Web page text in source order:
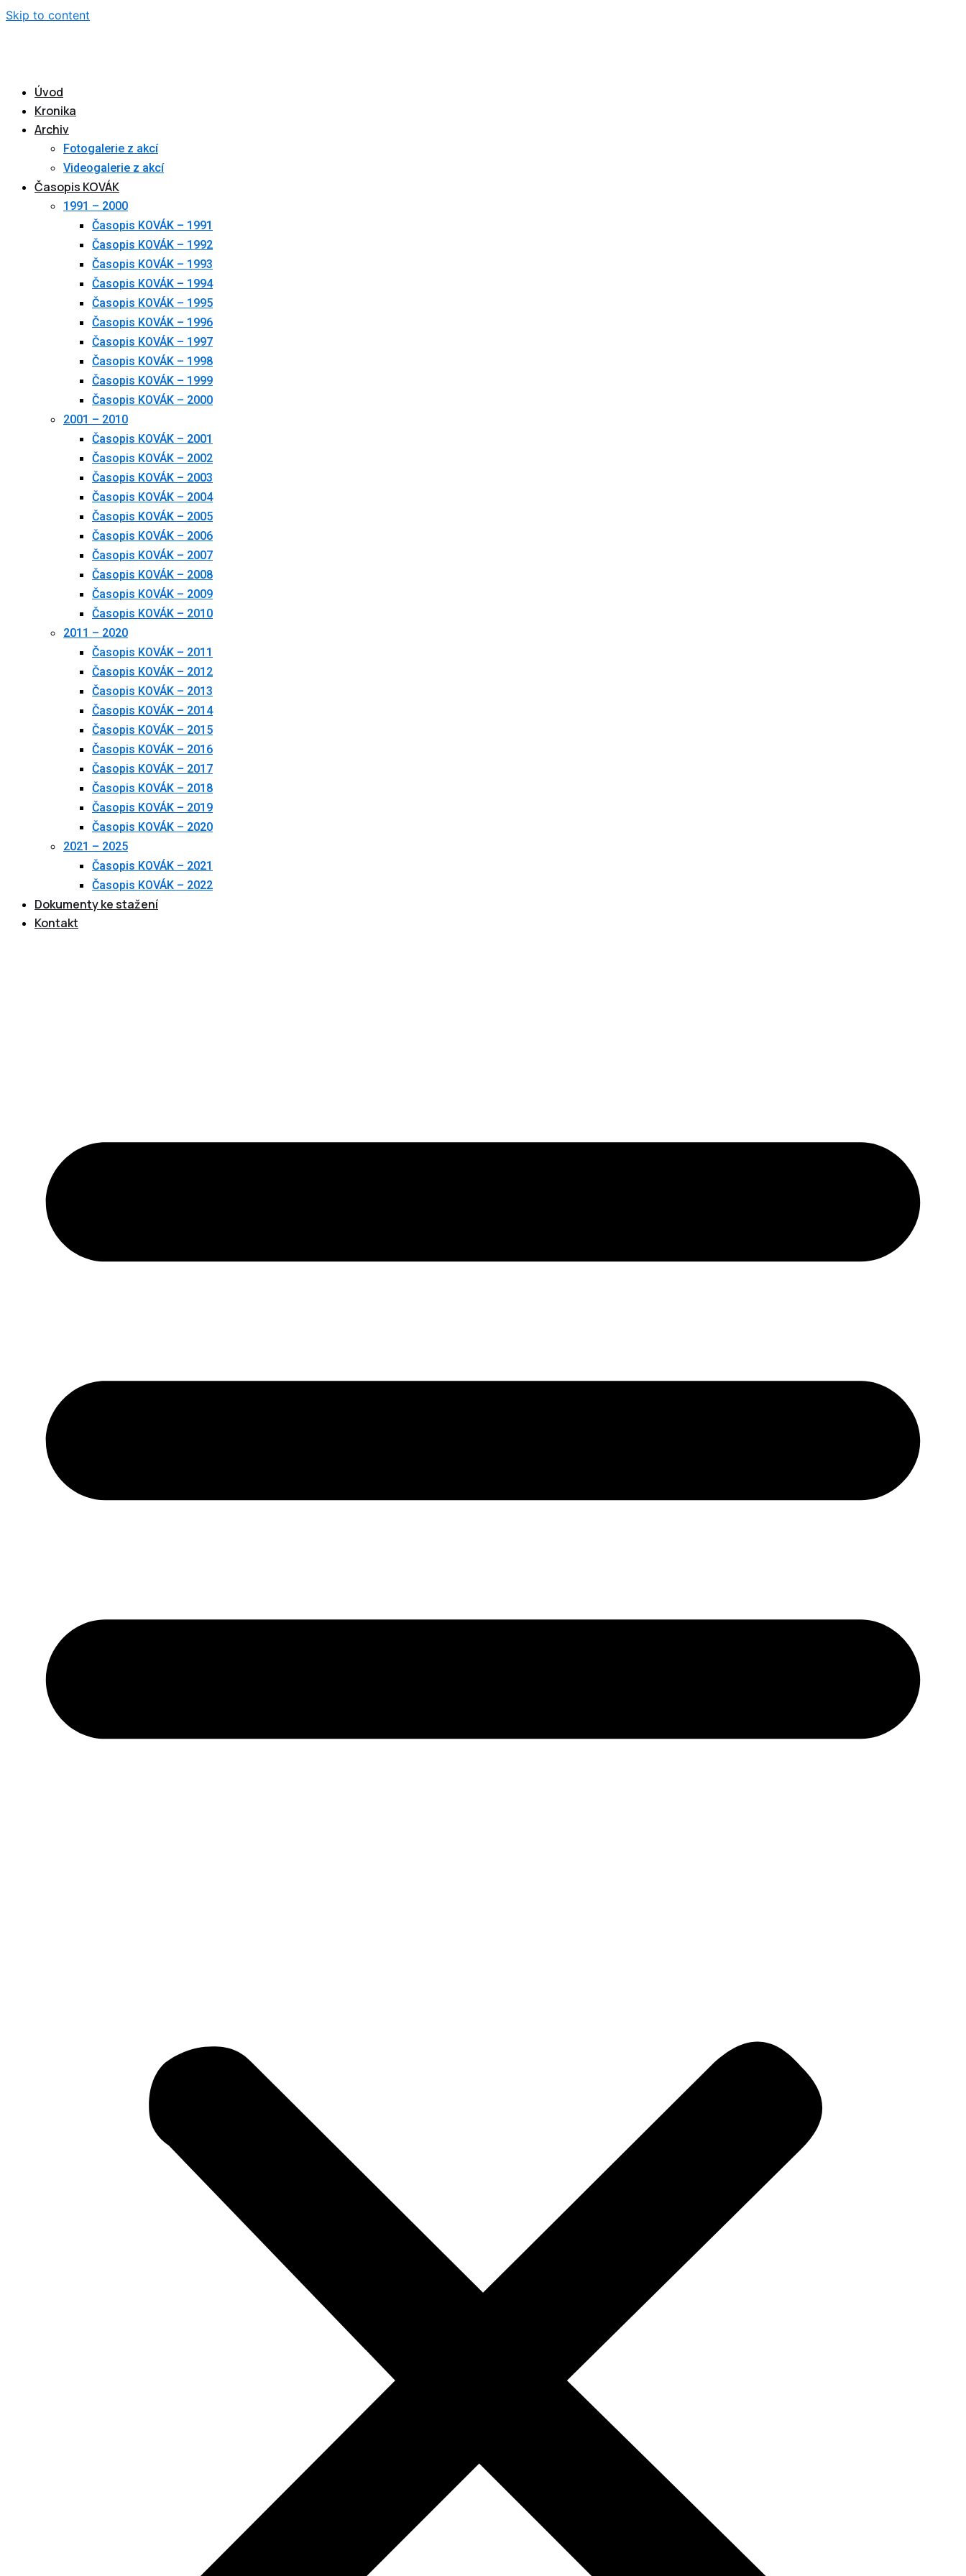
Skip to content
Úvod
Kronika
Archiv
Fotogalerie z akcí
Videogalerie z akcí
Časopis KOVÁK
1991 – 2000
Časopis KOVÁK – 1991
Časopis KOVÁK – 1992
Časopis KOVÁK – 1993
Časopis KOVÁK – 1994
Časopis KOVÁK – 1995
Časopis KOVÁK – 1996
Časopis KOVÁK – 1997
Časopis KOVÁK – 1998
Časopis KOVÁK – 1999
Časopis KOVÁK – 2000
2001 – 2010
Časopis KOVÁK – 2001
Časopis KOVÁK – 2002
Časopis KOVÁK – 2003
Časopis KOVÁK – 2004
Časopis KOVÁK – 2005
Časopis KOVÁK – 2006
Časopis KOVÁK – 2007
Časopis KOVÁK – 2008
Časopis KOVÁK – 2009
Časopis KOVÁK – 2010
2011 – 2020
Časopis KOVÁK – 2011
Časopis KOVÁK – 2012
Časopis KOVÁK – 2013
Časopis KOVÁK – 2014
Časopis KOVÁK – 2015
Časopis KOVÁK – 2016
Časopis KOVÁK – 2017
Časopis KOVÁK – 2018
Časopis KOVÁK – 2019
Časopis KOVÁK – 2020
2021 – 2025
Časopis KOVÁK – 2021
Časopis KOVÁK – 2022
Dokumenty ke stažení
Kontakt